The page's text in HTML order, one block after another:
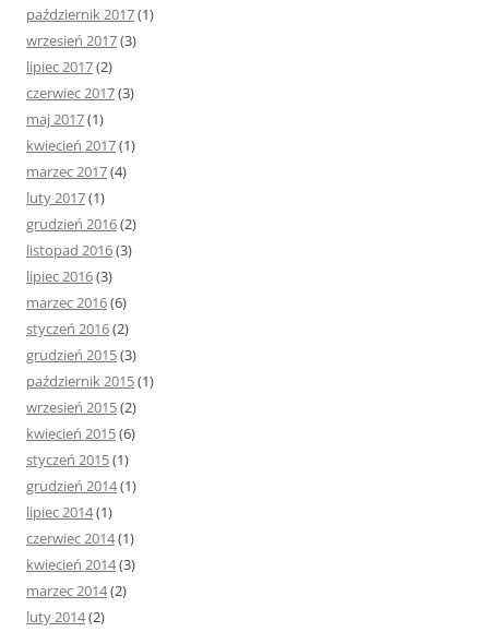
październik 2017(1)
wrzesień 2017(3)
lipiec 2017(2)
czerwiec 2017(3)
maj 2017(1)
kwiecień 2017(1)
marzec 2017(4)
luty 2017(1)
grudzień 2016(2)
listopad 2016(3)
lipiec 2016(3)
marzec 2016(6)
styczeń 2016(2)
grudzień 2015(3)
październik 2015(1)
wrzesień 2015(2)
kwiecień 2015(6)
styczeń 2015(1)
grudzień 2014(1)
lipiec 2014(1)
czerwiec 2014(1)
kwiecień 2014(3)
marzec 2014(2)
luty 2014(2)